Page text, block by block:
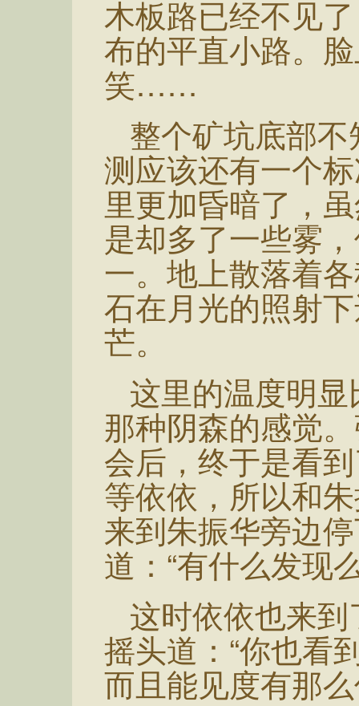
木板路已经不见
布的平直小路。
笑……
整个矿坑底部
测应该还有一个
里更加昏暗了，
是却多了一些雾
一。地上散落着
石在月光的照射
芒。
这里的温度明
那种阴森的感觉
会后，终于是看
等依依，所以和
来到朱振华旁边
道：“有什么发现
这时依依也来
摇头道：“你也看
而且能见度有那